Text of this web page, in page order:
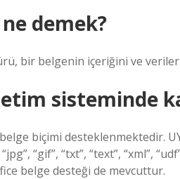
demek?
bir belgenin içeriğini ve
sisteminde
biçimi desteklenmektedir.
“gif”, “txt”, “text”, “xml”,
belge desteği de mevcuttur.